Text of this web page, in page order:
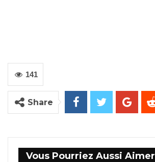
141
Share
Vous Pourriez Aussi Aimer